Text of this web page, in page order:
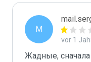
M
vor 1
Жадные,